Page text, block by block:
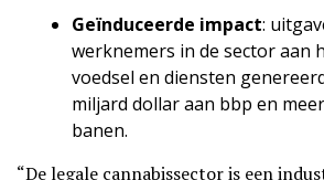
Geïnduceerde impact:
werknemers in de sector aan
voedsel en diensten
miljard dollar aan bbp en
banen.
“De legale cannabissector is een